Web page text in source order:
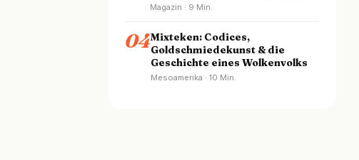
Magazin · 9 Min.
04Mixteken: Codices,
Goldschmiedekunst & die
Geschichte eines Wolkenvolks
Mesoamerika · 10 Min.